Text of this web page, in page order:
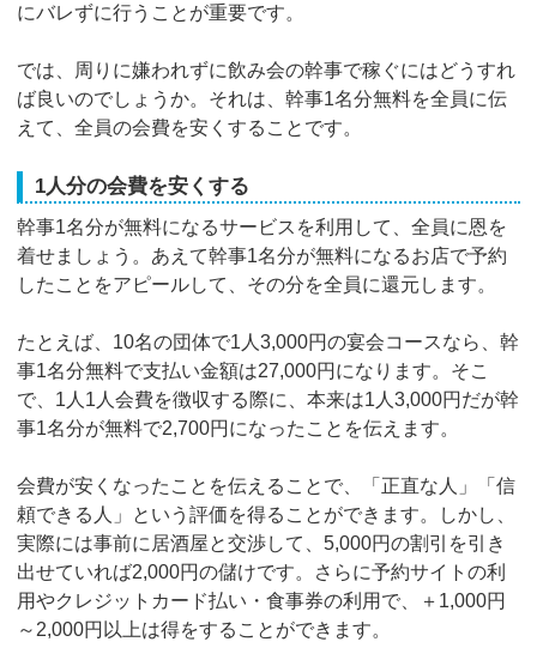
にバレずに行うことが重要です。
では、周りに嫌われずに飲み会の幹事で稼ぐにはどうすれ
ば良いのでしょうか。それは、幹事1名分無料を全員に伝
えて、全員の会費を安くすることです。
1人分の会費を安くする
幹事1名分が無料になるサービスを利用して、全員に恩を
着せましょう。あえて幹事1名分が無料になるお店で予約
したことをアピールして、その分を全員に還元します。
たとえば、10名の団体で1人3,000円の宴会コースなら、幹
事1名分無料で支払い金額は27,000円になります。そこ
で、1人1人会費を徴収する際に、本来は1人3,000円だが幹
事1名分が無料で2,700円になったことを伝えます。
会費が安くなったことを伝えることで、「正直な人」「信
頼できる人」という評価を得ることができます。しかし、
実際には事前に居酒屋と交渉して、5,000円の割引を引き
出せていれば2,000円の儲けです。さらに予約サイトの利
用やクレジットカード払い・食事券の利用で、＋1,000円
～2,000円以上は得をすることができます。